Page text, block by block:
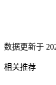
数据更新于
相关推荐